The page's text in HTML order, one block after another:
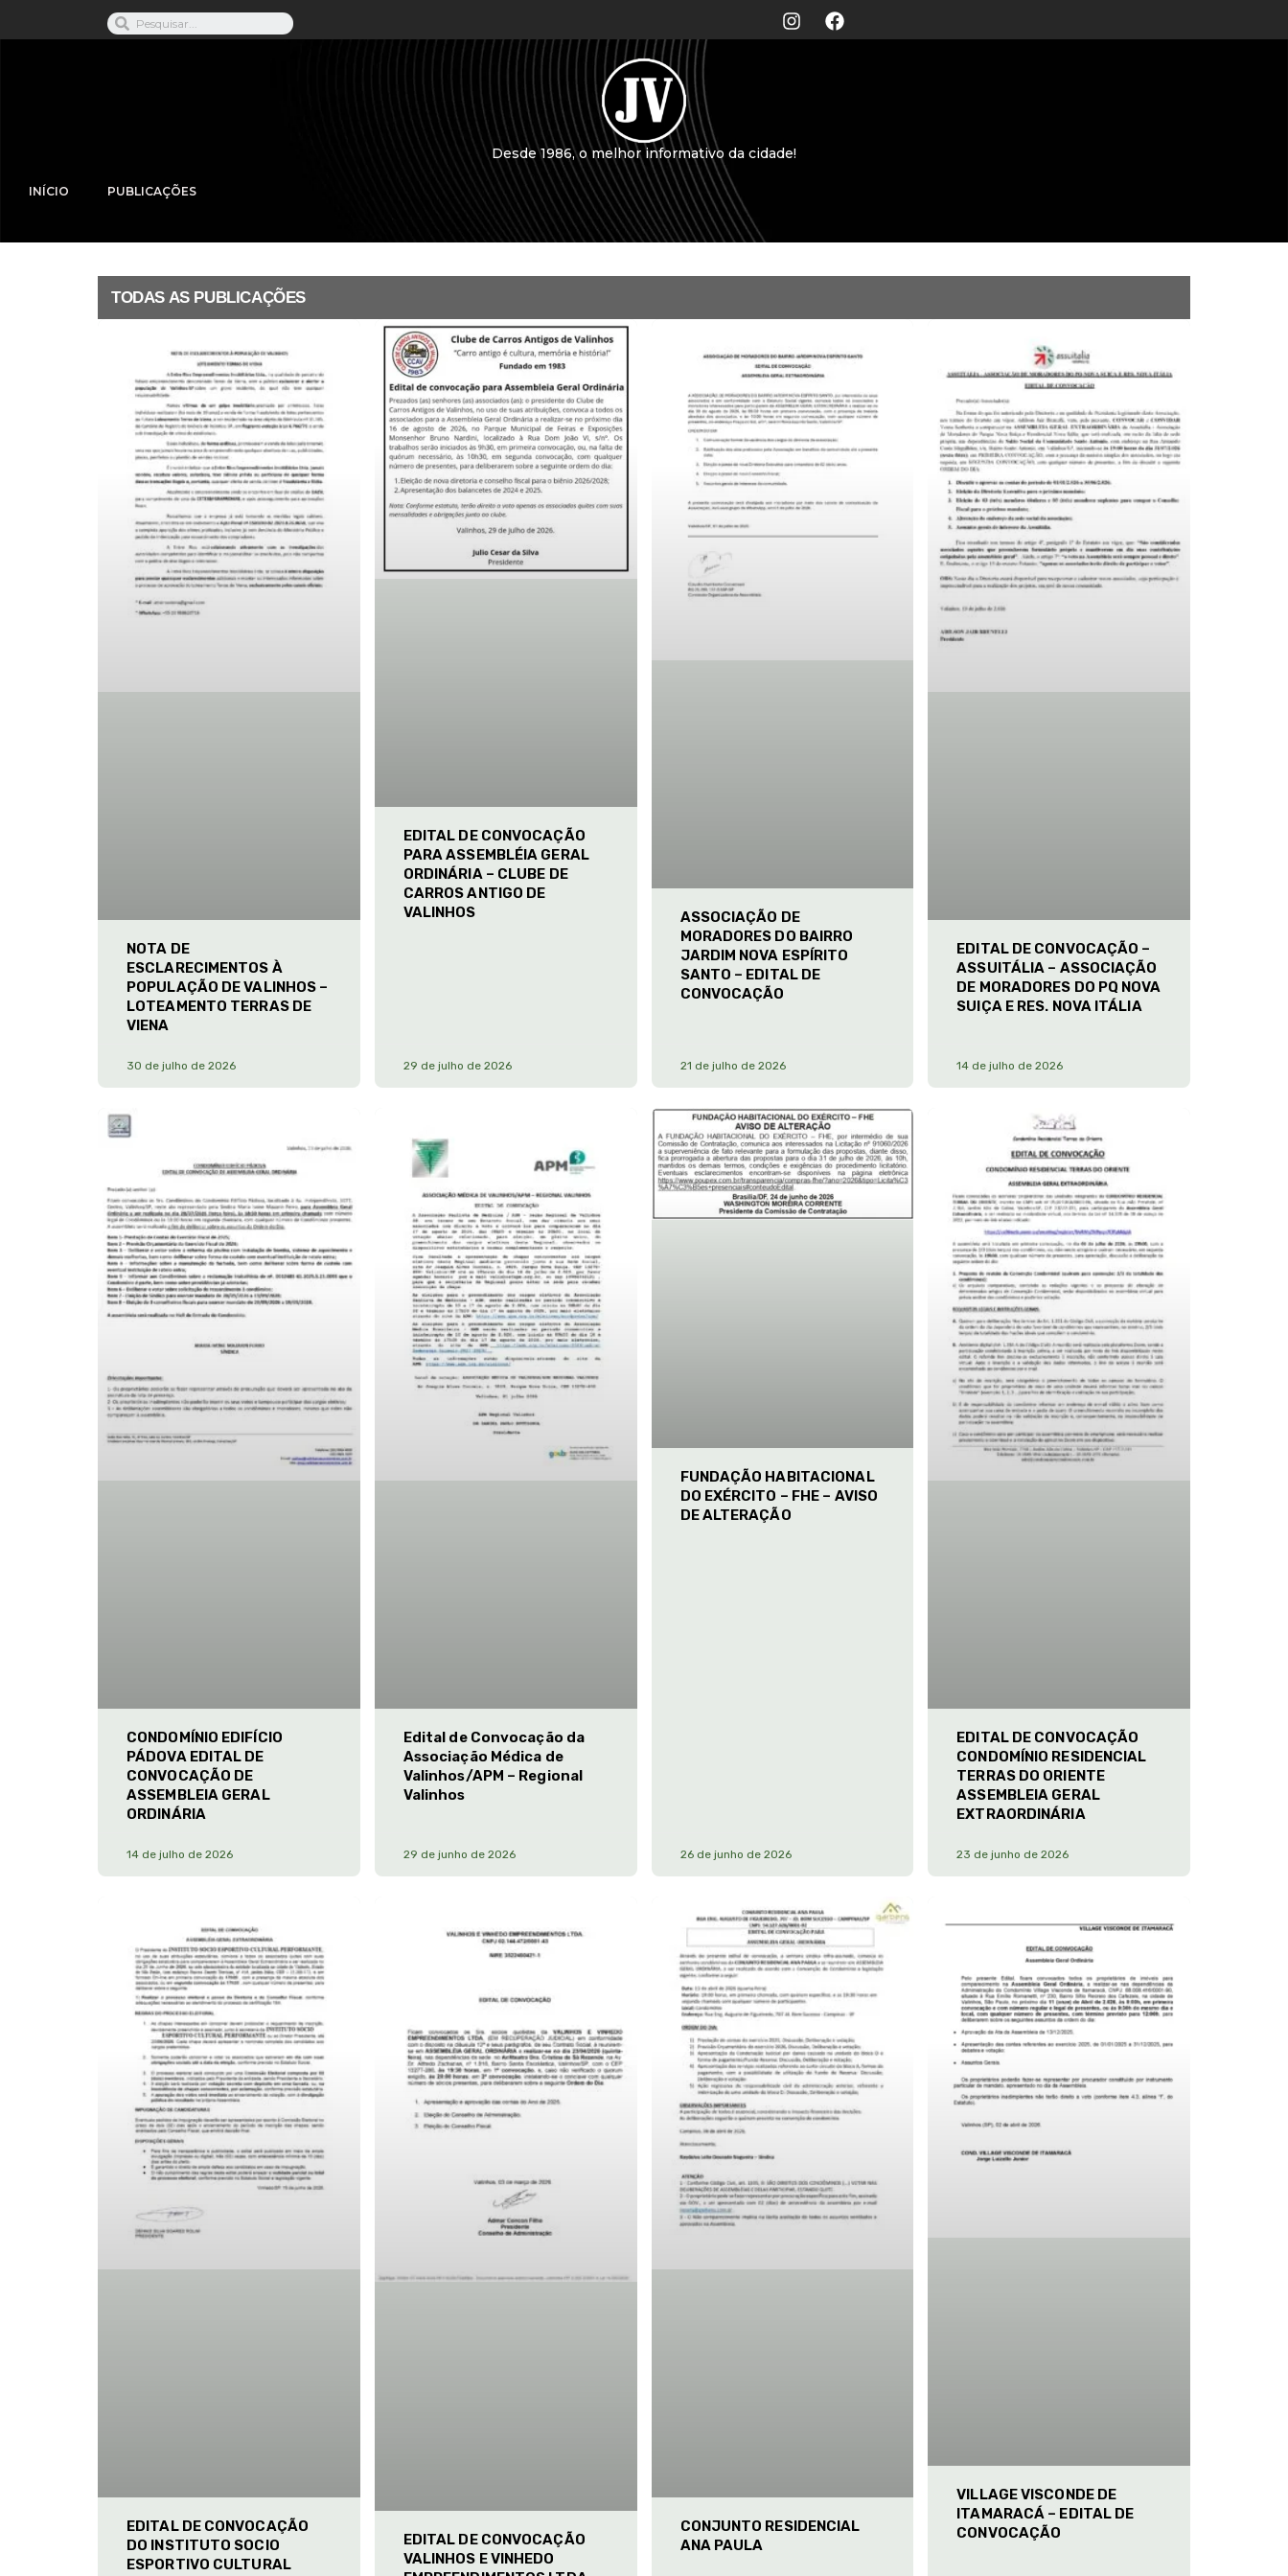
Desde 1986, o melhor informativo da cidade!
INÍCIO PUBLICAÇÕES
TODAS AS PUBLICAÇÕES
NOTA DE
ESCLARECIMENTOS À
POPULAÇÃO DE VALINHOS –
LOTEAMENTO TERRAS DE
VIENA
30 de julho de 2026
EDITAL DE CONVOCAÇÃO
PARA ASSEMBLÉIA GERAL
ORDINÁRIA – CLUBE DE
CARROS ANTIGO DE
VALINHOS
29 de julho de 2026
ASSOCIAÇÃO DE
MORADORES DO BAIRRO
JARDIM NOVA ESPÍRITO
SANTO – EDITAL DE
CONVOCAÇÃO
21 de julho de 2026
EDITAL DE CONVOCAÇÃO –
ASSUITÁLIA – ASSOCIAÇÃO
DE MORADORES DO PQ NOVA
SUIÇA E RES. NOVA ITÁLIA
14 de julho de 2026
CONDOMÍNIO EDIFÍCIO
PÁDOVA EDITAL DE
CONVOCAÇÃO DE
ASSEMBLEIA GERAL
ORDINÁRIA
14 de julho de 2026
Edital de Convocação da
Associação Médica de
Valinhos/APM – Regional
Valinhos
29 de junho de 2026
FUNDAÇÃO HABITACIONAL
DO EXÉRCITO – FHE – AVISO
DE ALTERAÇÃO
26 de junho de 2026
EDITAL DE CONVOCAÇÃO
CONDOMÍNIO RESIDENCIAL
TERRAS DO ORIENTE
ASSEMBLEIA GERAL
EXTRAORDINÁRIA
23 de junho de 2026
EDITAL DE CONVOCAÇÃO
DO INSTITUTO SOCIO
ESPORTIVO CULTURAL
EDITAL DE CONVOCAÇÃO
VALINHOS E VINHEDO
CONJUNTO RESIDENCIAL
ANA PAULA
VILLAGE VISCONDE DE
ITAMARACÁ – EDITAL DE
CONVOCAÇÃO